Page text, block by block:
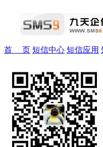
首 页 短信中心 短信应用